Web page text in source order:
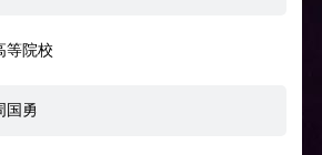
等院校
国勇